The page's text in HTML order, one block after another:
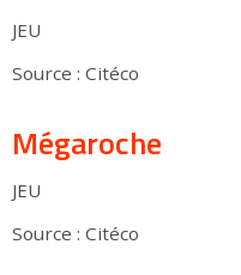
JEU
Source : Citéco
Mégaroche
JEU
Source : Citéco